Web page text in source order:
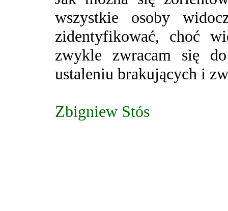
wszystkie osoby
zidentyfikować, choć
zwykle zwracam się
ustaleniu brakujących i
Zbigniew Stós